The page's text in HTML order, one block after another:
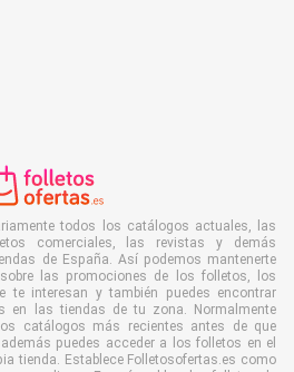
todos los catálogos actuales, las
comerciales, las revistas y demás
de España. Así podemos mantenerte
las promociones de los folletos, los
te interesan y también puedes encontrar
en las tiendas de tu zona. Normalmente
catálogos más recientes antes de que
puedes acceder a los folletos en el
tienda. Establece Folletosofertas.es como